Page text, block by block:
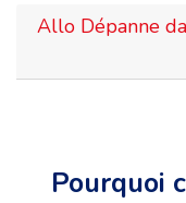
Allo Dépanne
Pourquoi